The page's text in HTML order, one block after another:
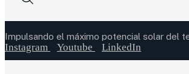
Impulsando el máximo potencial solar del
Instagram Youtube LinkedIn